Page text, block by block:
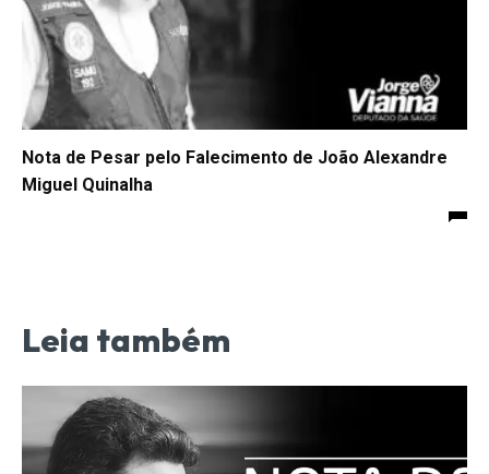
Nota de Pesar pelo Falecimento de João Alexandre
Miguel Quinalha
Leia também